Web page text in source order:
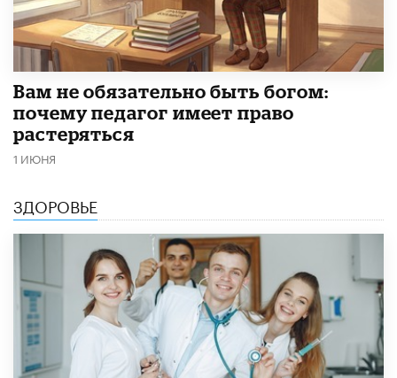
​Вам не обязательно быть богом:
почему педагог имеет право
растеряться
1 ИЮНЯ
ЗДОРОВЬЕ